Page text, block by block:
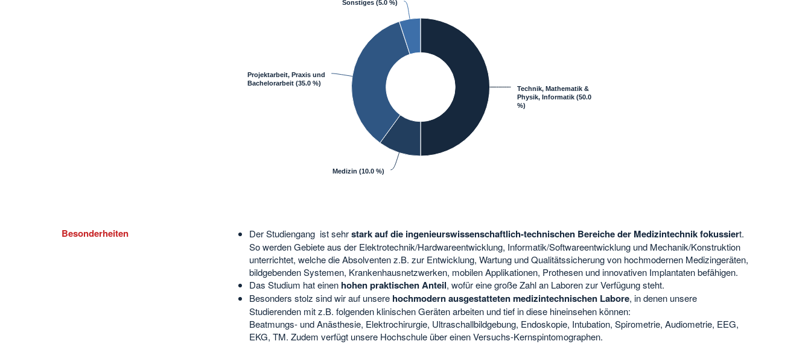
Technik, Mathematik &
Physik, Informatik(50.0
%)
Medizin (10.0 %)
Projektarbeit, Praxis und
Bachelorarbeit(35.0 %)
Sonstiges(5.0 %)
Besonderheiten Der Studiengang ist sehrstark auf die ingenieurswissenschaftlich-technischen Bereiche der Medizintechnik fokussiert.
So werden Gebiete aus der Elektrotechnik/Hardwareentwicklung, Informatik/Softwareentwicklung und Mechanik/Konstruktion
unterrichtet, welche die Absolventen z.B. zur Entwicklung, Wartung und Qualitätssicherung von hochmodernen Medizingeräten,
bildgebenden Systemen, Krankenhausnetzwerken, mobilen Applikationen, Prothesen und innovativen Implantaten befähigen.
Das Studium hat einen hohen praktischen Anteil, wofür eine große Zahl an Laboren zur Verfügung steht.
Besonders stolz sind wir auf unsere hochmodern ausgestatteten medizintechnischen Labore, in denen unsere
Studierenden mit z.B. folgenden klinischen Geräten arbeiten und tief in diese hineinsehen können:
Beatmungs- und Anästhesie, Elektrochirurgie, Ultraschallbildgebung, Endoskopie, Intubation, Spirometrie, Audiometrie, EEG,
EKG, TM. Zudem verfügt unsere Hochschule über einen Versuchs-Kernspintomographen.